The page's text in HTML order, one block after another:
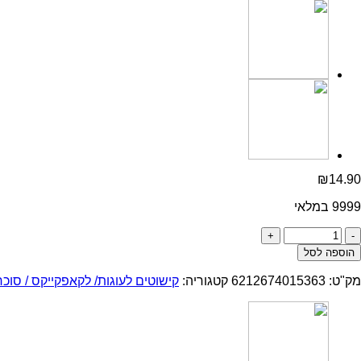
₪14.90
9999 במלאי
כמות
של
סוכריות
עמידות
והקפאה
ירוק
הוספה לסל
מק"ט: 6212674015363 קטגוריה: קישוטים לעוגות/ לקאפקייקס /